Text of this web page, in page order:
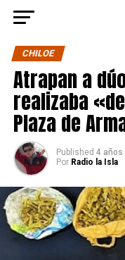
CHILOE
Atrapan a
realizaba
Plaza de
Published 4 años
Por Radio la Isla